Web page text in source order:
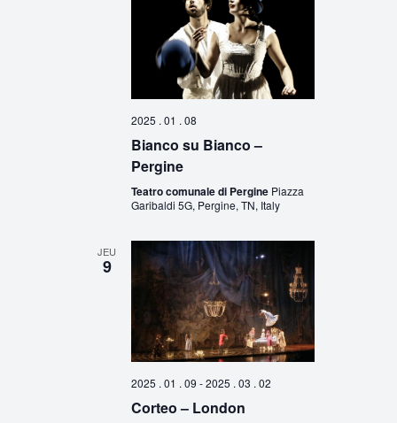
2025 . 01 . 08
Bianco su Bianco –
Pergine
Teatro comunale di Pergine Piazza
Garibaldi 5G, Pergine, TN, Italy
JEU
9
2025 . 01 . 09 -2025 . 03 . 02
Corteo – London